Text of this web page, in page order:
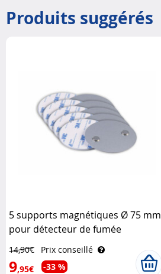
Produits suggérés
5 supports magnétiques Ø 75 mm
pour détecteur de fumée
14,90€ Prix conseillé
9,95€ -33 %